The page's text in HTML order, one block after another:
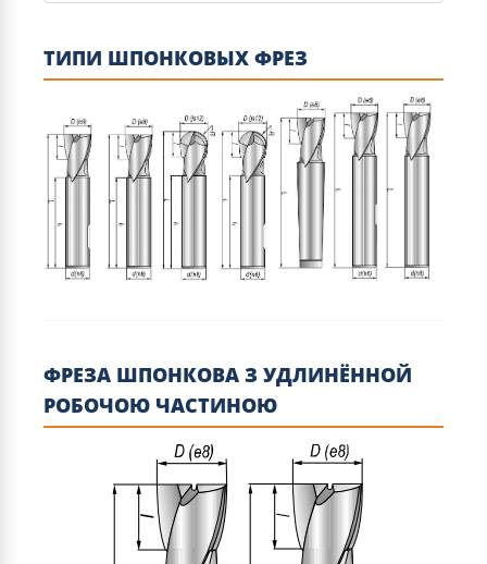
ТИПИ ШПОНКОВЫХ ФРЕЗ
ФРЕЗА ШПОНКОВА З УДЛИНЁННОЙ
РОБОЧОЮ ЧАСТИНОЮ